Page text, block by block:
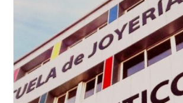
Estudiantes
De
La
Escuela
Técnica
De
Joyería
Del
Atlántico